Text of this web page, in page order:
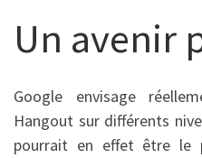
Un avenir
Google envisage
Hangout sur différents
pourrait en effet être le